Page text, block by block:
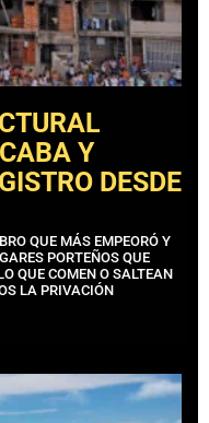
Y
DESDE
QUE MÁS EMPEORÓ Y
PORTEÑOS QUE
QUE COMEN O SALTEAN
LA PRIVACIÓN